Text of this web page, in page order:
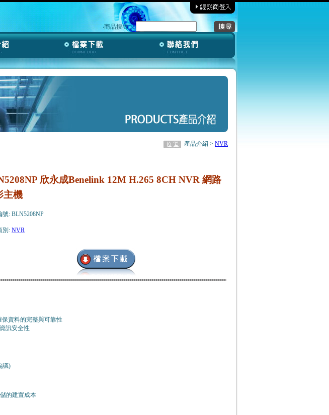
‧商品搜尋︰
產品介紹 > NVR
欣永成Benelink 12M H.265 8CH NVR 網路
主機
號: BLN5208NP
別: NVR
資料的完整與可靠性
訊安全性
議)
的建置成本